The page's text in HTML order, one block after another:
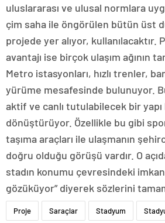
uluslararası ve ulusal normlara
çim saha ile öngörülen bütün üst
projede yer alıyor, kullanılacaktır.
avantajı ise birçok ulaşım ağının
Metro istasyonları, hızlı trenler,
yürüme mesafesinde bulunuyor.
aktif ve canlı tutulabilecek bir yapı
dönüştürüyor. Özellikle bu gibi
taşıma araçları ile ulaşmanın
doğru olduğu görüşü vardır. O
stadın konumu çevresindeki
gözüküyor” diyerek sözlerini
Proje Saraçlar Stadyum